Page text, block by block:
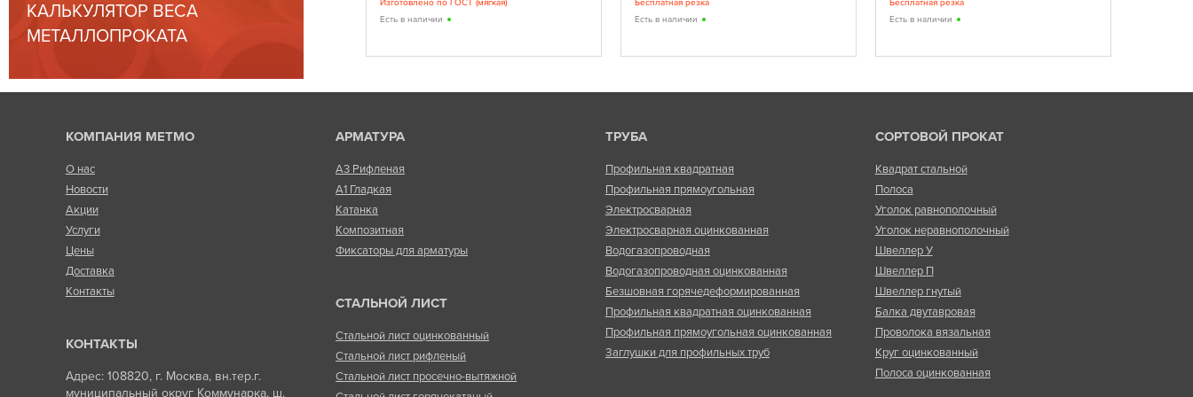
КАЛЬКУЛЯТОР ВЕСА
МЕТАЛЛОПРОКАТА
возможна
у менеджера).
При заказе более 1000 метров возможна
корректировка цены (уточнить у менеджера).
Есть в наличии
Изготовлено по ГОСТ (мягкая)
Есть в наличии
Бесплатная резка
Есть в наличии
Бесплатная резка
Есть в наличии
КОМПАНИЯ МЕТМО
О нас
Новости
Акции
Услуги
Цены
Доставка
Контакты
КОНТАКТЫ
Адрес: 108820, г. Москва, вн.тер.г.
муниципальный округ Коммунарка, ш.
АРМАТУРА
А3 Рифленая
А1 Гладкая
Катанка
Композитная
Фиксаторы для арматуры
СТАЛЬНОЙ ЛИСТ
Стальной лист оцинкованный
Стальной лист рифленый
Стальной лист просечно-вытяжной
ТРУБА
Профильная квадратная
Профильная прямоугольная
Электросварная
Электросварная оцинкованная
Водогазопроводная
Водогазопроводная оцинкованная
Безшовная горячедеформированная
Профильная квадратная оцинкованная
Профильная прямоугольная оцинкованная
Заглушки для профильных труб
СОРТОВОЙ ПРОКАТ
Квадрат стальной
Полоса
Уголок равнополочный
Уголок неравнополочный
Швеллер У
Швеллер П
Швеллер гнутый
Балка двутавровая
Проволока вязальная
Круг оцинкованный
Полоса оцинкованная